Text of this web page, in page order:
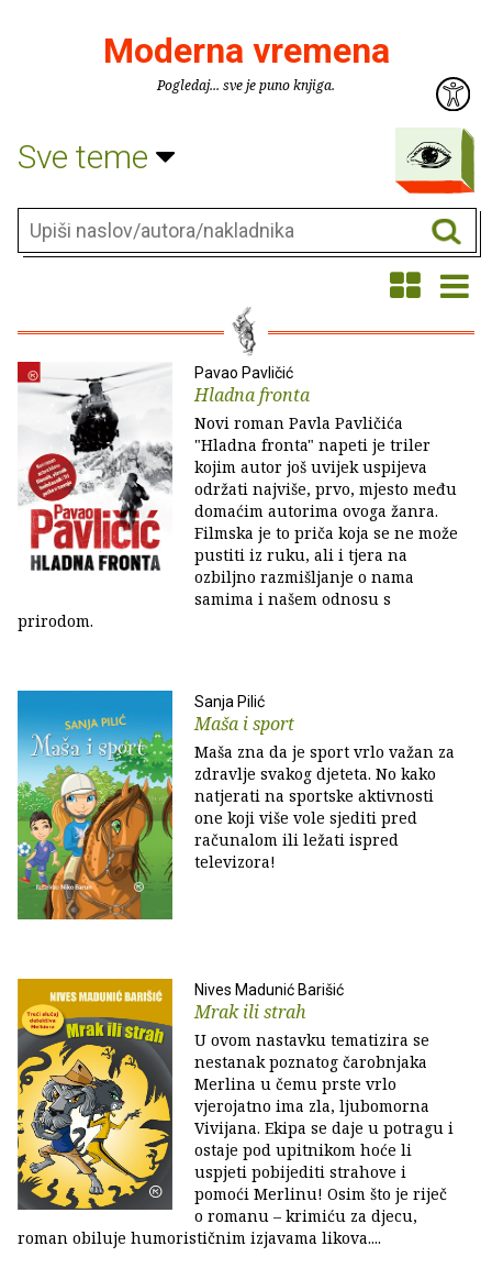
Moderna vremena
Pogledaj... sve je puno knjiga.
Sve teme
Pavao Pavličić
Hladna fronta
Novi roman Pavla Pavličića
"Hladna fronta" napeti je triler
kojim autor još uvijek uspijeva
održati najviše, prvo, mjesto među
domaćim autorima ovoga žanra.
Filmska je to priča koja se ne može
pustiti iz ruku, ali i tjera na
ozbiljno razmišljanje o nama
samima i našem odnosu s
prirodom.
Sanja Pilić
Maša i sport
Maša zna da je sport vrlo važan za
zdravlje svakog djeteta. No kako
natjerati na sportske aktivnosti
one koji više vole sjediti pred
računalom ili ležati ispred
televizora!
Nives Madunić Barišić
Mrak ili strah
U ovom nastavku tematizira se
nestanak poznatog čarobnjaka
Merlina u čemu prste vrlo
vjerojatno ima zla, ljubomorna
Vivijana. Ekipa se daje u potragu i
ostaje pod upitnikom hoće li
uspjeti pobijediti strahove i
pomoći Merlinu! Osim što je riječ
o romanu – krimiću za djecu,
roman obiluje humorističnim izjavama likova....